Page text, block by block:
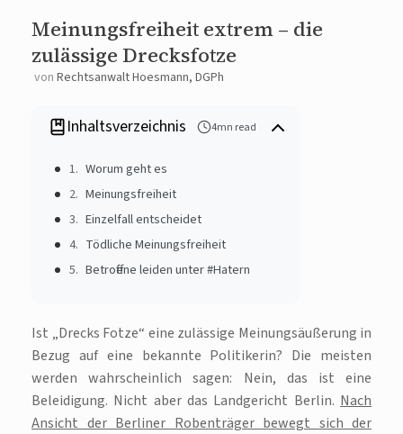
Meinungsfreiheit extrem – die
zulässige Drecksfotze
von Rechtsanwalt Hoesmann, DGPh
Inhaltsverzeichnis 4mn read
Worum geht es
Meinungsfreiheit
Einzelfall entscheidet
Tödliche Meinungsfreiheit
Betroffene leiden unter #Hatern
Ist „Drecks Fotze“ eine zulässige Meinungsäußerung in
Bezug auf eine bekannte Politikerin? Die meisten
werden wahrscheinlich sagen: Nein, das ist eine
Beleidigung. Nicht aber das Landgericht Berlin. Nach
Ansicht der Berliner Robenträger bewegt sich der